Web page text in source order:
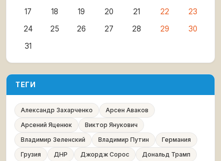
17
18 19 20 21 22
23
24
25 26 27 28 29
30
31
ТЕГИ
Александр Захарченко
Арсен Аваков
Арсений Яценюк
Виктор Янукович
Владимир Зеленский
Владимир Путин
Германия
Грузия
ДНР Джордж Сорос
Дональд Трамп